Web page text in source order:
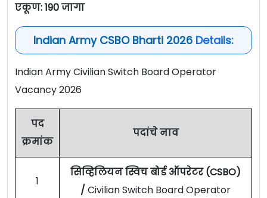
एकूण: 190 जागा
Indian Army CSBO Bharti 2026 Details:
Indian Army Civilian Switch Board Operator
Vacancy 2026
पद
क्रमांक
पदांचे नाव
1
सिव्हिलियन स्विच बोर्ड ऑपरेटर (CSBO)
/ Civilian Switch Board Operator